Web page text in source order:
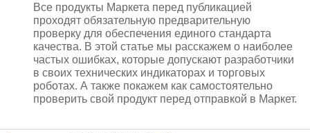
Все продукты Маркета перед публикацией
проходят обязательную предварительную
проверку для обеспечения единого стандарта
качества. В этой статье мы расскажем о наиболее
частых ошибках, которые допускают разработчики
в своих технических индикаторах и торговых
роботах. А также покажем как самостоятельно
проверить свой продукт перед отправкой в Маркет.